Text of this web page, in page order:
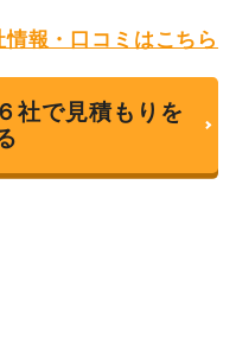
報・口コミはこちら
社で見積もりを